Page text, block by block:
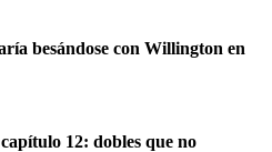
besándose con Willington en
12: dobles que no